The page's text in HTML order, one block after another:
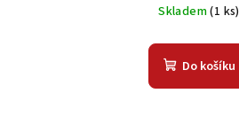
Skladem(1 ks)
Do košíku